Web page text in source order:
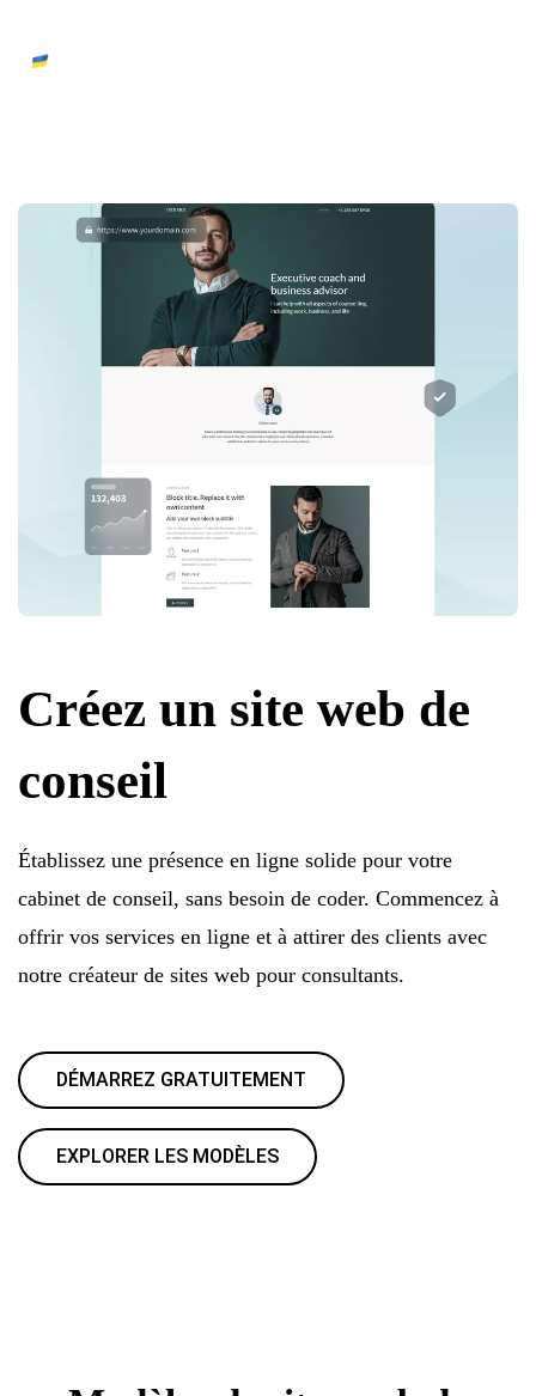
Créez un site web de
conseil
Établissez une présence en ligne solide pour votre
cabinet de conseil, sans besoin de coder. Commencez à
offrir vos services en ligne et à attirer des clients avec
notre créateur de sites web pour consultants.
DÉMARREZ GRATUITEMENT
EXPLORER LES MODÈLES